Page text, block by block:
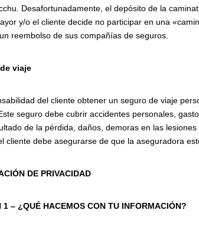
Desafortunadamente, el depósito de la
y/o el cliente decide no participar en una
reembolso de sus compañías de seguros.
viaje
del cliente obtener un seguro de viaje
seguro debe cubrir accidentes personales,
de la pérdida, daños, demoras en las
cliente debe asegurarse de que la aseguradora
DE PRIVACIDAD
1 – ¿QUÉ HACEMOS CON TU INFORMACIÓN?